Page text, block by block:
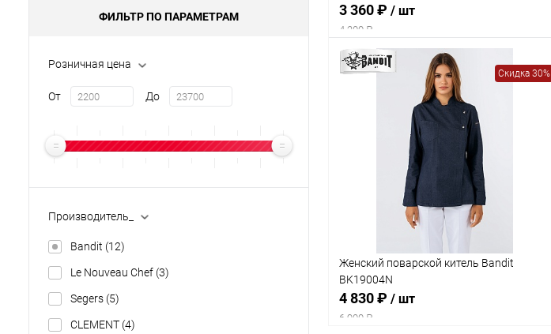
ФИЛЬТР ПО ПАРАМЕТРАМ
Розничная цена
От До
Производитель_
Bandit (12)
Le Nouveau Chef (3)
Segers (5)
CLEMENT (4)
3 360 ₽ / шт
4 200 ₽
Скидка 30%
Женский поварской китель Bandit
BK19004N
4 830 ₽ / шт
6 900 ₽